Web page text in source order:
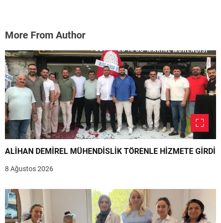
More From Author
ALİHAN DEMİREL MÜHENDİSLİK TÖRENLE HİZMETE GİRDİ
8 Ağustos 2026